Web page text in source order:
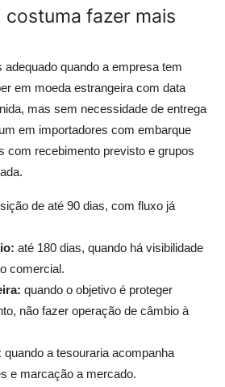
costuma fazer mais
quando a empresa tem
em moeda estrangeira com data
mas sem necessidade de entrega
em importadores com embarque
com recebimento previsto e grupos
de até 90 dias, com fluxo já
até 180 dias, quando há visibilidade
comercial.
quando o objetivo é proteger
não fazer operação de câmbio à
quando a tesouraria acompanha
e marcação a mercado.